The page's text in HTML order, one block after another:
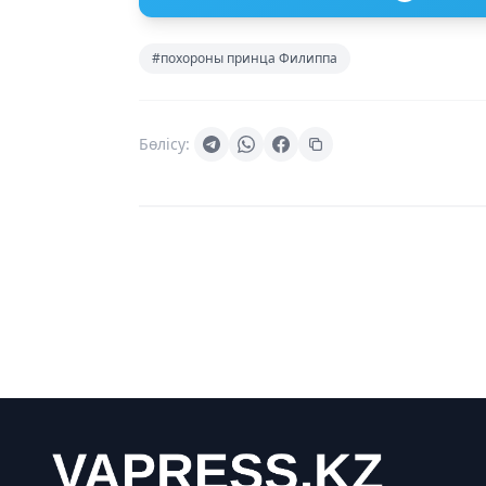
#похороны принца Филиппа
Бөлісу: